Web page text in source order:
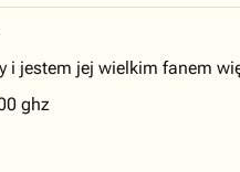
i jestem jej wielkim fanem
ghz